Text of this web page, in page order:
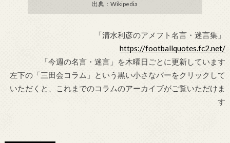
出典：Wikipedia
「清水利彦のアメフト名言・迷言集」
https://footballquotes.fc2.net/
「今週の名言・迷言」を木曜日ごとに更新しています
左下の「三田会コラム」という黒い小さなバーをクリックして
いただくと、これまでのコラムのアーカイブがご覧いただけま
す